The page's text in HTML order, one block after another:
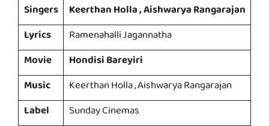
Singers Keerthan Holla , Aishwarya Rangarajan
Lyrics
Ramenahalli Jagannatha
Movie
Hondisi Bareyiri
Music
Keerthan Holla , Aishwarya Rangarajan
Label
Sunday Cinemas